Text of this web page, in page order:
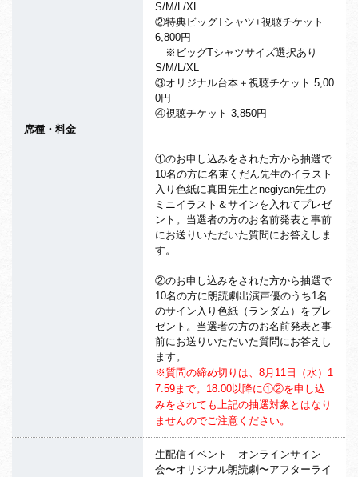
席種・料金
S/M/L/XL
②特典ビッグTシャツ+視聴チケット
6,800円
※ビッグTシャツサイズ選択あり
S/M/L/XL
③オリジナル台本＋視聴チケット 5,00
0円
④視聴チケット 3,850円
①のお申し込みをされた方から抽選で
10名の方に名束くだん先生のイラスト
入り色紙に真田先生とnegiyan先生の
ミニイラスト＆サインを入れてプレゼ
ント。当選者の方のお名前発表と事前
にお送りいただいた質問にお答えしま
す。
②のお申し込みをされた方から抽選で
10名の方に朗読劇出演声優のうち1名
のサイン入り色紙（ランダム）をプレ
ゼント。当選者の方のお名前発表と事
前にお送りいただいた質問にお答えし
ます。
※質問の締め切りは、8月11日（水）1
7:59まで。18:00以降に①②を申し込
みをされても上記の抽選対象とはなり
ませんのでご注意ください。
生配信イベント オンラインサイン
会〜オリジナル朗読劇〜アフターライ